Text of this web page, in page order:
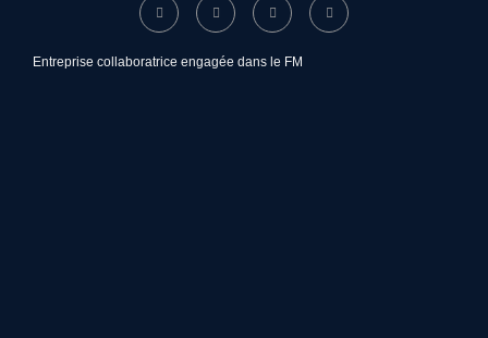
Entreprise collaboratrice engagée dans le FM